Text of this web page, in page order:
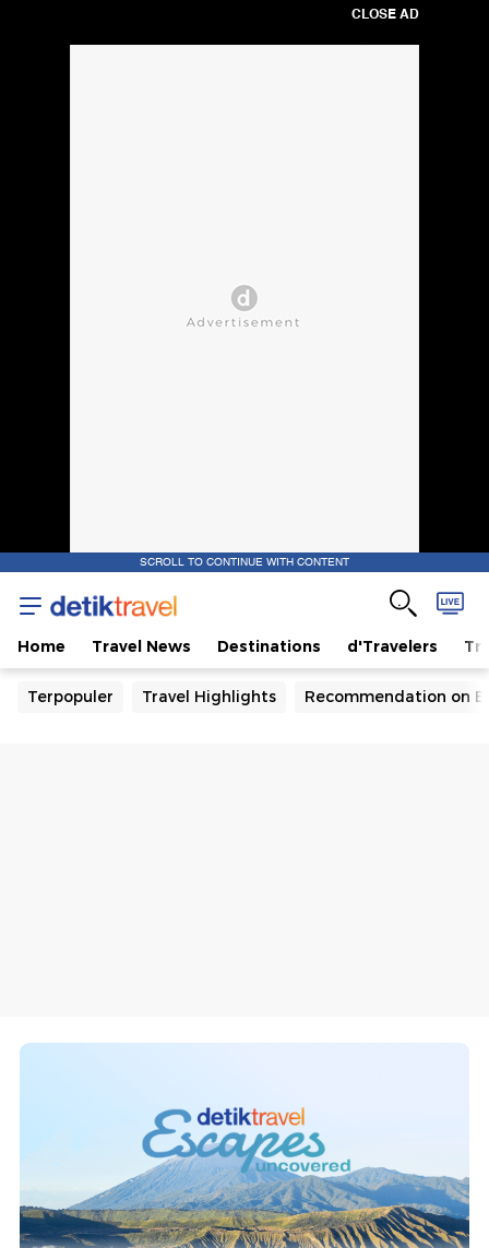
CLOSE AD
SCROLL TO CONTINUE WITH CONTENT
Home Travel News Destinations d'Travelers
Terpopuler Travel Highlights Recommendation on